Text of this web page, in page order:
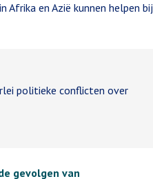
Afrika en Azië kunnen helpen bij
politieke conflicten over
gevolgen van